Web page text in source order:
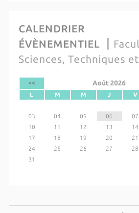
CALENDRIER
ÉVÈNEMENTIEL
Sciences, Techniques
<< Août 2026
L
M M J V
03
04 05 06 07
10
11 12 13 14
17
18 19 20 21
24
25 26 27 28
31